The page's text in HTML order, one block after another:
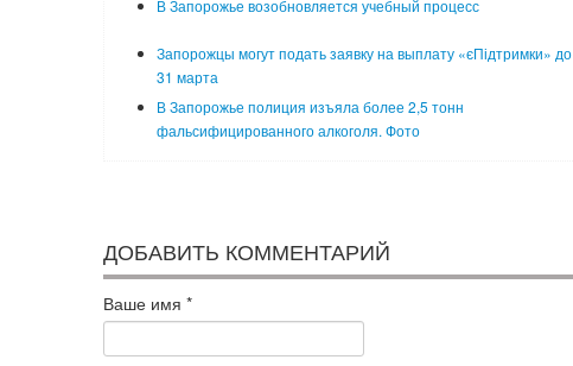
В Запорожье возобновляется учебный процесс
Запорожцы могут подать заявку на выплату «єПідтримки» до
31 марта
В Запорожье полиция изъяла более 2,5 тонн
фальсифицированного алкоголя. Фото
ДОБАВИТЬ КОММЕНТАРИЙ
Ваше имя *